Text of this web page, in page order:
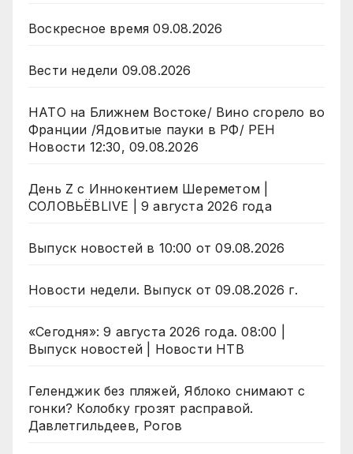
Воскресное время 09.08.2026
Вести недели 09.08.2026
НАТО на Ближнем Востоке/ Вино сгорело во
Франции /Ядовитые пауки в РФ/ РЕН
Новости 12:30, 09.08.2026
День Z с Иннокентием Шереметом |
СОЛОВЬЁВLIVE | 9 августа 2026 года
Выпуск новостей в 10:00 от 09.08.2026
Новости недели. Выпуск от 09.08.2026 г.
«Сегодня»: 9 августа 2026 года. 08:00 |
Выпуск новостей | Новости НТВ
Геленджик без пляжей, Яблоко снимают с
гонки? Колобку грозят расправой.
Давлетгильдеев, Рогов